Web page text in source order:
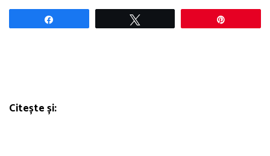
Citește și: